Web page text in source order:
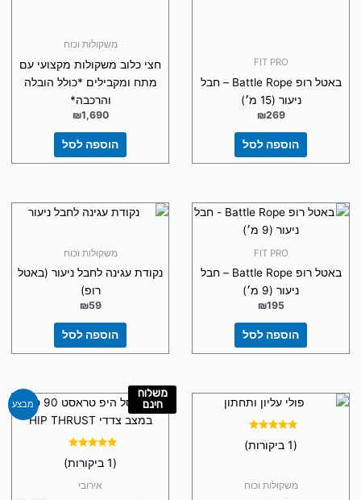
FIT PRO
באטל רופ Battle Rope – חבל
ניעור (15 מ׳)
₪269
הוספה לסל
משקולות וכוח
חצי כלוב משקולות מקצועי עם
מתח ומקבילים *כולל הובלה
והרכבה*
₪1,690
הוספה לסל
FIT PRO
באטל רופ Battle Rope – חבל
ניעור (9 מ׳)
₪195
הוספה לסל
משקולות וכוח
נקודת עגינה לחבל ניעור (באטל
רופ)
₪59
הוספה לסל
5.00
(1 ביקורות)
משקולות וכוח
מבצע
משלוח
חינם
5.00
(1 ביקורות)
אירובי
למוצר
זה
יש
סוגים.
ניתן